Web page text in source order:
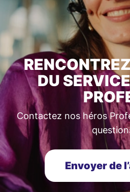
DU
Contactez nos héros
Envoyer de